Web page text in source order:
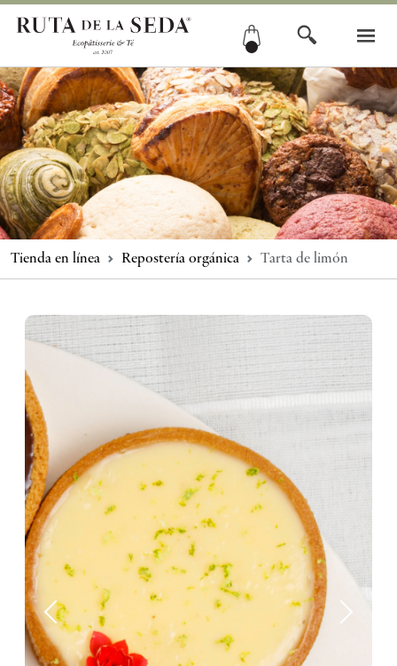
Tienda en línea Repostería orgánica Tarta de limón
Previous Next